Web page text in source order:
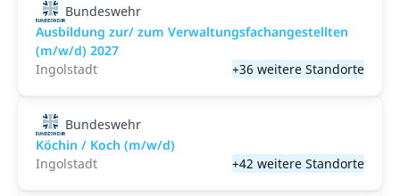
Bundeswehr
Ausbildung zur/ zum Verwaltungsfachangestellten
(m/w/d) 2027
Ingolstadt
+36 weitere Standorte
Bundeswehr
Köchin / Koch (m/w/d)
Ingolstadt
+42 weitere Standorte